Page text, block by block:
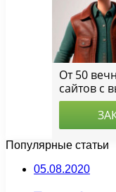
Популярные статьи
05.08.2020